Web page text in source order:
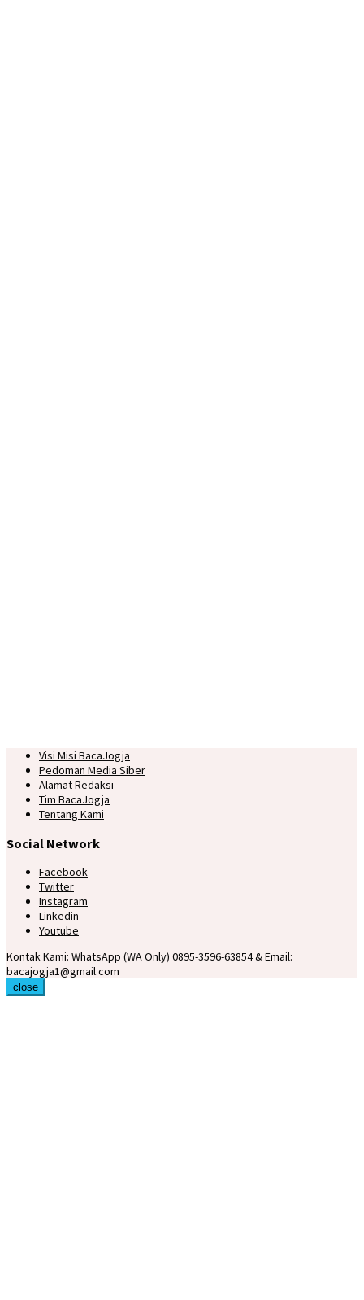
Visi Misi BacaJogja
Pedoman Media Siber
Alamat Redaksi
Tim BacaJogja
Tentang Kami
Social Network
Facebook
Twitter
Instagram
Linkedin
Youtube
Kontak Kami: WhatsApp (WA Only) 0895-3596-63854 & Email:
bacajogja1@gmail.com
close